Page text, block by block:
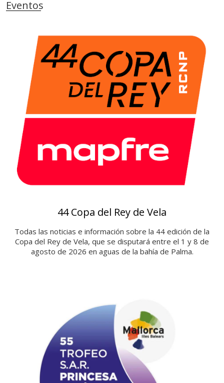
ie
Eventos
44 Copa del Rey de Vela
Todas las noticias e información sobre la 44 edición de la
Copa del Rey de Vela, que se disputará entre el 1 y 8 de
agosto de 2026 en aguas de la bahía de Palma.